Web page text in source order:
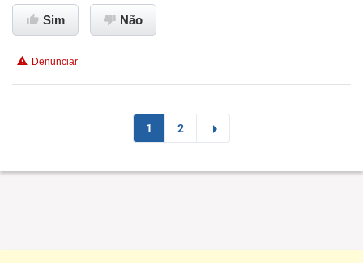
Recomenda esta empresa
Recomenda a diretoria
Sim Não
Denunciar
1 2